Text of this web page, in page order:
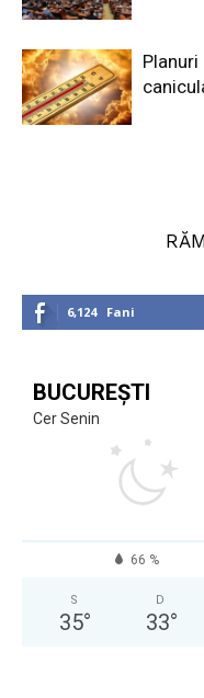
6,124 Fani
BUCUREȘTI
Cer Senin
66 %
S
35°
D
33°